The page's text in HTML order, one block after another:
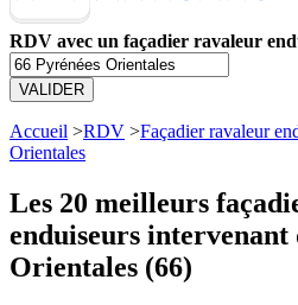
RDV avec un façadier ravaleur
VALIDER
Accueil >RDV >Façadier ravaleur
Orientales
Les 20 meilleurs
enduiseurs intervenant
Orientales (66)